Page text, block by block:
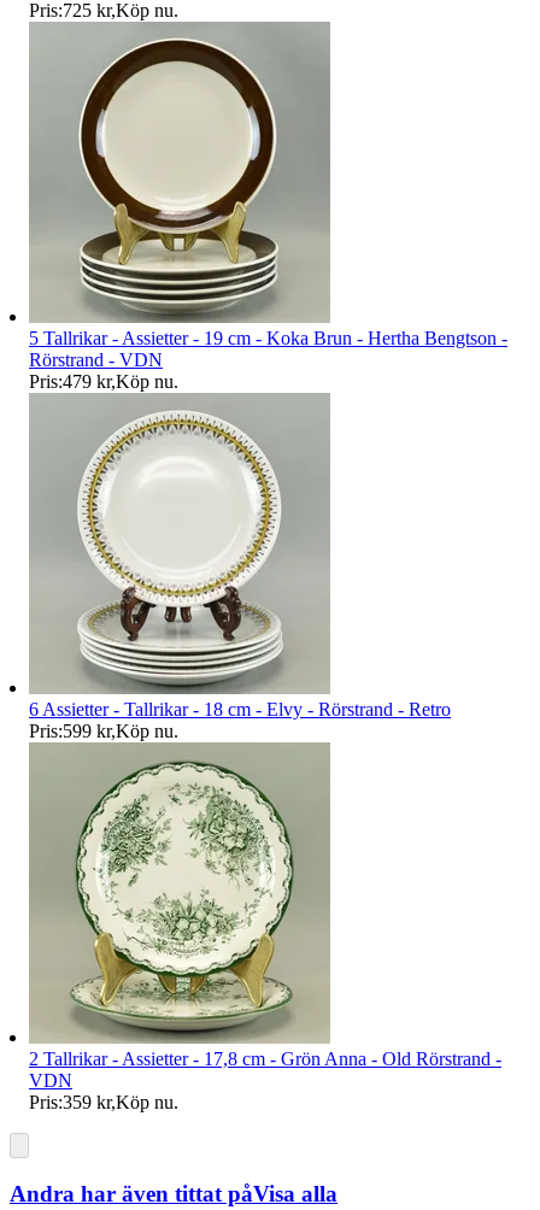
Pris:725 kr,Köp nu.
5 Tallrikar - Assietter - 19 cm - Koka Brun - Hertha Bengtson -
Rörstrand - VDN
Pris:479 kr,Köp nu.
6 Assietter - Tallrikar - 18 cm - Elvy - Rörstrand - Retro
Pris:599 kr,Köp nu.
2 Tallrikar - Assietter - 17,8 cm - Grön Anna - Old Rörstrand -
VDN
Pris:359 kr,Köp nu.
Andra har även tittat påVisa alla